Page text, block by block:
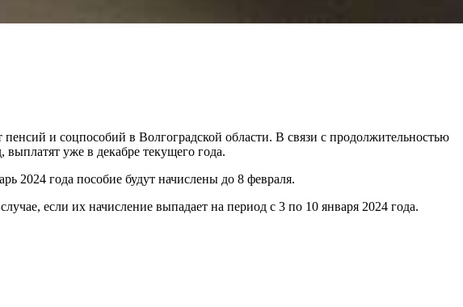
и соцпособий в Волгоградской области. В связи с продолжительностью
уже в декабре текущего года.
2024 года пособие будут начислены до 8 февраля.
если их начисление выпадает на период с 3 по 10 января 2024 года.